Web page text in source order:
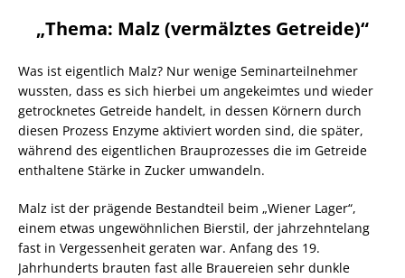
„Thema: Malz (vermälztes Getreide)“
Was ist eigentlich Malz? Nur wenige Seminarteilnehmer
wussten, dass es sich hierbei um angekeimtes und wieder
getrocknetes Getreide handelt, in dessen Körnern durch
diesen Prozess Enzyme aktiviert worden sind, die später,
während des eigentlichen Brauprozesses die im Getreide
enthaltene Stärke in Zucker umwandeln.
Malz ist der prägende Bestandteil beim „Wiener Lager“,
einem etwas ungewöhnlichen Bierstil, der jahrzehntelang
fast in Vergessenheit geraten war. Anfang des 19.
Jahrhunderts brauten fast alle Brauereien sehr dunkle